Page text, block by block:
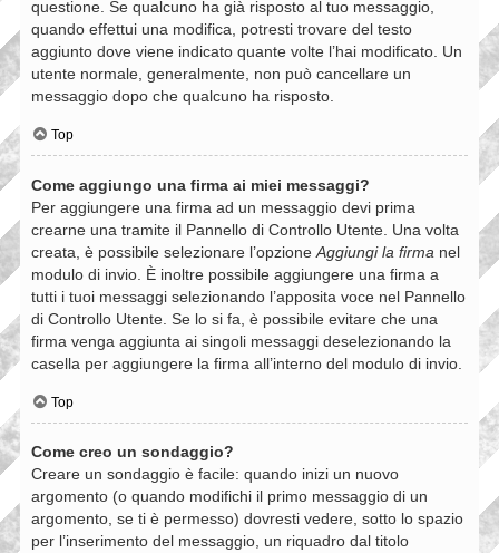
questione. Se qualcuno ha già risposto al tuo messaggio,
quando effettui una modifica, potresti trovare del testo
aggiunto dove viene indicato quante volte l’hai modificato. Un
utente normale, generalmente, non può cancellare un
messaggio dopo che qualcuno ha risposto.
Top
Come aggiungo una firma ai miei messaggi?
Per aggiungere una firma ad un messaggio devi prima
crearne una tramite il Pannello di Controllo Utente. Una volta
creata, è possibile selezionare l’opzione Aggiungi la firma nel
modulo di invio. È inoltre possibile aggiungere una firma a
tutti i tuoi messaggi selezionando l’apposita voce nel Pannello
di Controllo Utente. Se lo si fa, è possibile evitare che una
firma venga aggiunta ai singoli messaggi deselezionando la
casella per aggiungere la firma all’interno del modulo di invio.
Top
Come creo un sondaggio?
Creare un sondaggio è facile: quando inizi un nuovo
argomento (o quando modifichi il primo messaggio di un
argomento, se ti è permesso) dovresti vedere, sotto lo spazio
per l’inserimento del messaggio, un riquadro dal titolo